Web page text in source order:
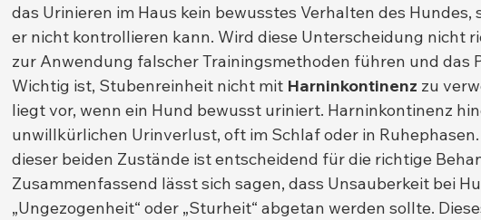
das Urinieren im Haus kein bewusstes Verhalten des Hundes,
er nicht kontrollieren kann. Wird diese Unterscheidung nicht
zur Anwendung falscher Trainingsmethoden führen und das
Wichtig ist, Stubenreinheit nicht mit Harninkontinenz zu
liegt vor, wenn ein Hund bewusst uriniert. Harninkontinenz
unwillkürlichen Urinverlust, oft im Schlaf oder in
dieser beiden Zustände ist entscheidend für die richtige
Zusammenfassend lässt sich sagen, dass Unsauberkeit bei
„Ungezogenheit“ oder „Sturheit“ abgetan werden sollte.